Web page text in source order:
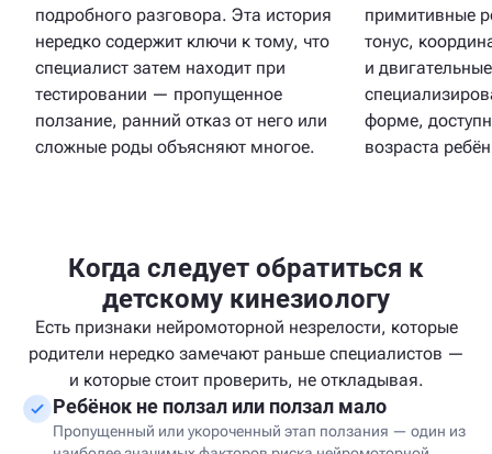
подробного разговора. Эта история
нередко содержит ключи к тому, что
специалист затем находит при
тестировании — пропущенное
ползание, ранний отказ от него или
сложные роды объясняют многое.
примитивные
тонус,
и
форме,
возраста
Когда следует обратиться к
детскому кинезиологу
Есть признаки нейромоторной незрелости, которые
родители нередко замечают раньше специалистов —
и которые стоит проверить, не откладывая.
Ребёнок не ползал или ползал мало
Пропущенный или укороченный этап ползания — один из